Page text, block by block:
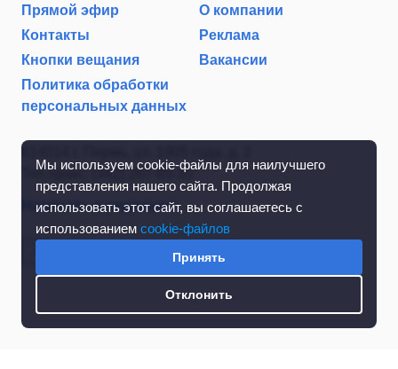
Мы используем cookie-файлы для наилучшего
представления нашего сайта. Продолжая
использовать этот сайт, вы соглашаетесь с
использованием cookie-файлов
Принять
Отклонить
Прямой эфир
О компании
Контакты
Реклама
Кнопки вещания
Вакансии
Политика обработки
персональных данных
Тел./факс: (342) 267-85-35
Написать в редакцию